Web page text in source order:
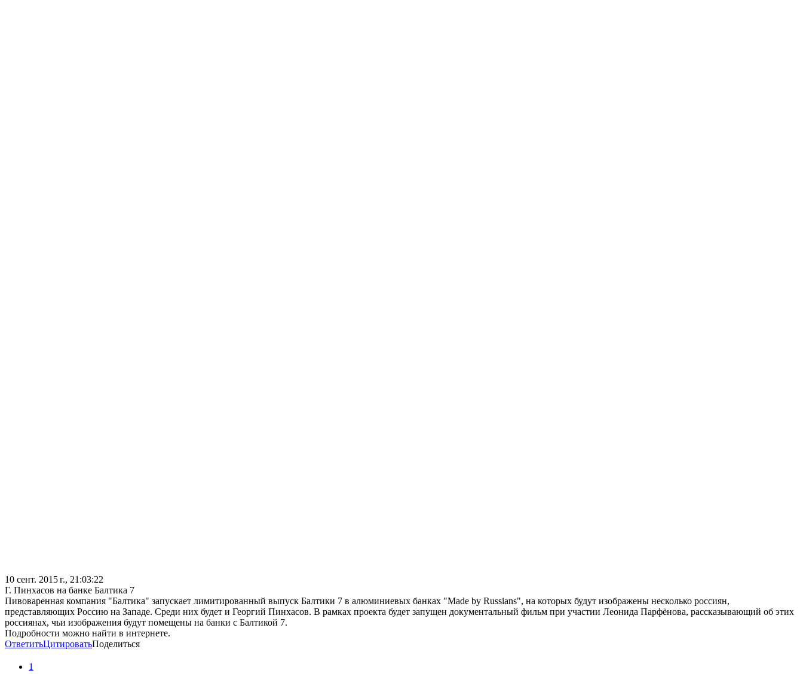
10 сент. 2015 г., 21:03:22
Г. Пинхасов на банке Балтика 7
Пивоваренная компания "Балтика" запускает лимитированный выпуск Балтики 7 в алюминиевых банках "Made by Russians", на которых будут изображены несколько россиян,
представляющих Россию на Западе. Среди них будет и Георгий Пинхасов. В рамках проекта будет запущен документальный фильм при участии Леонида Парфёнова, рассказывающий об этих
россиянах, чьи изображения будут помещены на банки с Балтикой 7.
Подробности можно найти в интернете.
ОтветитьЦитироватьПоделиться
1